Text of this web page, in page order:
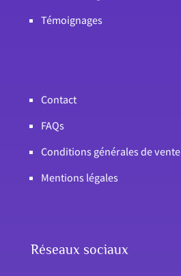
Témoignages
Contact
FAQs
Conditions générales de vente
Mentions légales
Réseaux sociaux